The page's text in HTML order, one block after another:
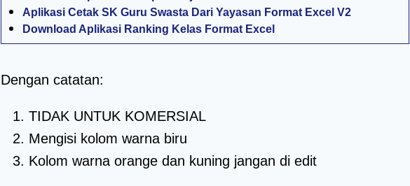
Aplikasi Cetak SK Guru Swasta Dari Yayasan Format Excel V2
Download Aplikasi Ranking Kelas Format Excel
Dengan catatan:
TIDAK UNTUK KOMERSIAL
Mengisi kolom warna biru
Kolom warna orange dan kuning jangan di edit